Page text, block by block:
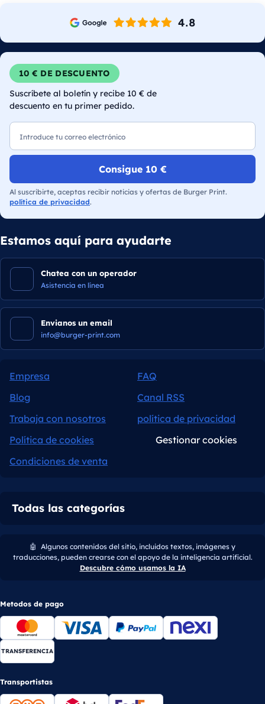
10 € DE DESCUENTO
Suscríbete al boletín y recibe 10 € de
descuento en tu primer pedido.
Consigue 10 €
Al suscribirte, aceptas recibir noticias y ofertas de Burger Print.
política de privacidad.
Estamos aquí para ayudarte
Chatea con un operador
Asistencia en línea
Envianos un email
info@burger-print.com
Empresa
FAQ
Blog
Canal RSS
Trabaja con nosotros
política de privacidad
Política de cookies
Gestionar cookies
Condiciones de venta
Todas las categorías
🤖 Algunos contenidos del sitio, incluidos textos, imágenes y
traducciones, pueden crearse con el apoyo de la inteligencia artificial.
Descubre cómo usamos la IA
Metodos de pago
TRANSFERENCIA
Transportistas